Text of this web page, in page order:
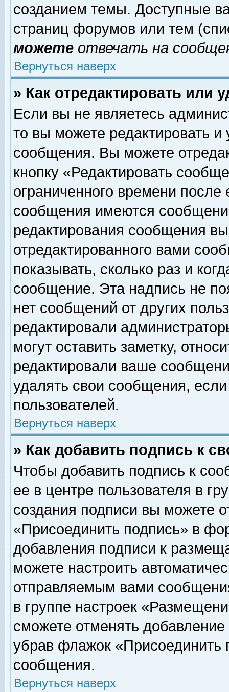
созданием темы. Доступные
страниц форумов или тем
можете отвечать на
Вернуться наверх
» Как отредактировать или
Если вы не являетесь
то вы можете редактировать и
сообщения. Вы можете
кнопку «Редактировать
ограниченного времени
сообщения имеются
редактирования сообщения
отредактированного вами
показывать, сколько раз и
сообщение. Эта надпись не
нет сообщений от других
редактировали
могут оставить заметку,
редактировали ваше
удалять свои сообщения,
пользователей.
Вернуться наверх
» Как добавить подпись к
Чтобы добавить подпись к
ее в центре пользователя в
создания подписи вы можете
«Присоединить подпись» в
добавления подписи к
можете настроить
отправляемым вами
в группе настроек
сможете отменять
убрав флажок «Присоединить
сообщения.
Вернуться наверх